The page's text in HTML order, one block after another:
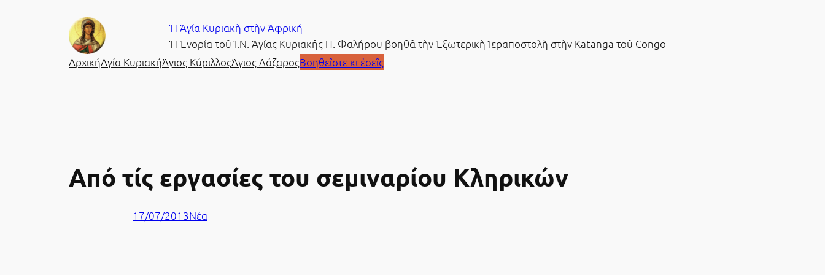
Ἡ Ἁγία Κυριακὴ στὴν Ἀφρική
Ἡ Ἐνορία τοῦ Ἱ.Ν. Ἁγίας Κυριακῆς Π. Φαλήρου βοηθᾶ τὴν Ἐξωτερικὴ Ἱεραποστολὴ στὴν Katanga τοῦ Congo
ΑρχικήΑγία ΚυριακήΆγιος ΚύριλλοςΆγιος ΛάζαροςΒοηθεῖστε κι ἐσεῖς
Από τίς εργασίες του σεμιναρίου Κληρικών
17/07/2013Νέα